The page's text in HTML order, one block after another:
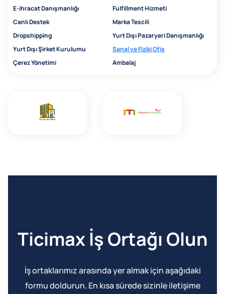
E-ihracat Danışmanlığı
Fulfillment Hizmeti
Canlı Destek
Marka Tescili
Dropshipping
Yurt Dışı Pazaryeri Danışmanlığı
Yurt Dışı Şirket Kurulumu
Sanal ve Fiziki Ofis
Çerez Yönetimi
Ambalaj
Ticimax İş Ortağı Olun
İş ortaklarımız arasında yer almak için aşağıdaki
formu doldurun. En kısa sürede sizinle iletişime